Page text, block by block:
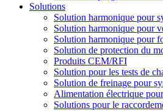
Solutions
Solution harmonique pour
Solution harmonique pour
Solution harmonique pour
Solution de protection du
Produits CEM/RFI
Solution pour les tests de
Solution de freinage pour
Alimentation électrique
Solutions pour le